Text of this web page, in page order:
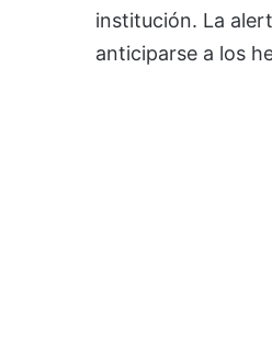
institución. La
anticiparse a los